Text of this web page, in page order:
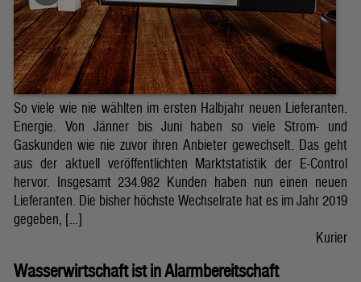
So viele wie nie wählten im ersten Halbjahr neuen Lieferanten.
Energie. Von Jänner bis Juni haben so viele Strom- und
Gaskunden wie nie zuvor ihren Anbieter gewechselt. Das geht
aus der aktuell veröffentlichten Marktstatistik der E-Control
hervor. Insgesamt 234.982 Kunden haben nun einen neuen
Lieferanten. Die bisher höchste Wechselrate hat es im Jahr 2019
gegeben, […]
Kurier
Wasserwirtschaft ist in Alarmbereitschaft